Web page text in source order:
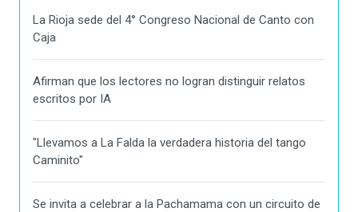
La Rioja sede del 4° Congreso Nacional de Canto con
Caja
Afirman que los lectores no logran distinguir relatos
escritos por IA
"Llevamos a La Falda la verdadera historia del tango
Caminito"
Se invita a celebrar a la Pachamama con un circuito de